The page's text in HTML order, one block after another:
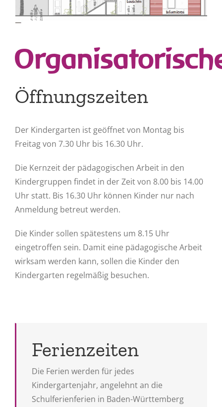
Öffnungszeiten
Der Kindergarten ist geöffnet von Montag bis
Freitag von 7.30 Uhr bis 16.30 Uhr.
Die Kernzeit der pädagogischen Arbeit in den
Kindergruppen findet in der Zeit von 8.00 bis 14.00
Uhr statt. Bis 16.30 Uhr können Kinder nur nach
Anmeldung betreut werden.
Die Kinder sollen spätestens um 8.15 Uhr
eingetroffen sein. Damit eine pädagogische Arbeit
wirksam werden kann, sollen die Kinder den
Kindergarten regelmäßig besuchen.
Ferienzeiten
Die Ferien werden für jedes
Kindergartenjahr, angelehnt an die
Schulferienferien in Baden-Württemberg